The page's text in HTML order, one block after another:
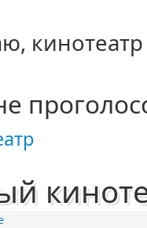
кинотеатр